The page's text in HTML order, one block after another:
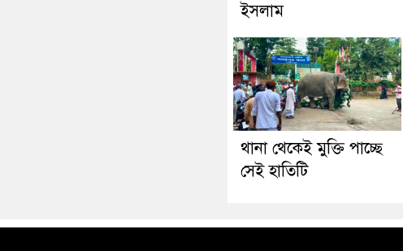
ইসলাম
থানা থেকেই মুক্তি পাচ্ছে
সেই হাতিটি